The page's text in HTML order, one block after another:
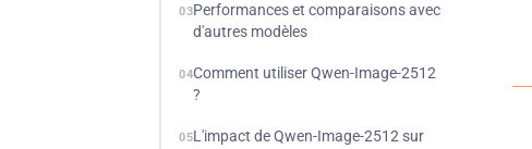
03Performances et comparaisons avec
d'autres modèles
04Comment utiliser Qwen-Image-2512
?
05L'impact de Qwen-Image-2512 sur